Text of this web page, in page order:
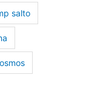
salto